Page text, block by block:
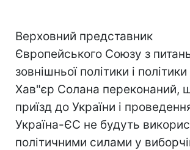
Верховний представник
Європейського Союзу з
зовнішньої політики і
Хав"єр Солана переконаний,
приїзд до України і
Україна-ЄС не будуть
політичними силами у